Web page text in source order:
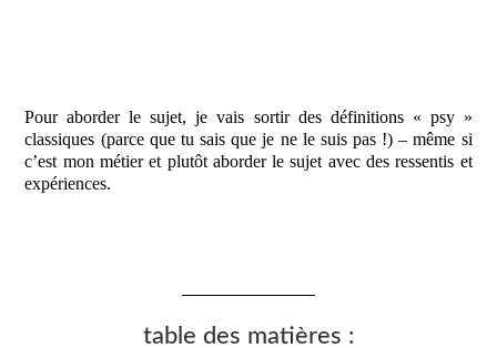
Pour aborder le sujet, je vais sortir des définitions « psy »
classiques (parce que tu sais que je ne le suis pas !) – même si
c’est mon métier et plutôt aborder le sujet avec des ressentis et
expériences.
table des matières :